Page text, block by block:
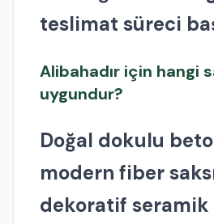
teslimat süreci
Alibahadır için hangi
uygundur?
Doğal dokulu
modern fiber
dekoratif